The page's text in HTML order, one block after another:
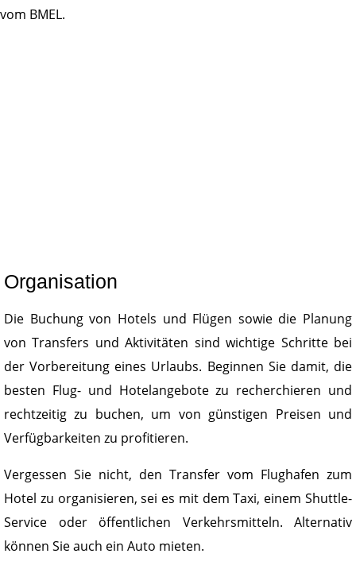
vom BMEL.
Organisation
Die Buchung von Hotels und Flügen sowie die Planung
von Transfers und Aktivitäten sind wichtige Schritte bei
der Vorbereitung eines Urlaubs. Beginnen Sie damit, die
besten Flug- und Hotelangebote zu recherchieren und
rechtzeitig zu buchen, um von günstigen Preisen und
Verfügbarkeiten zu profitieren.
Vergessen Sie nicht, den Transfer vom Flughafen zum
Hotel zu organisieren, sei es mit dem Taxi, einem Shuttle-
Service oder öffentlichen Verkehrsmitteln. Alternativ
können Sie auch ein Auto mieten.